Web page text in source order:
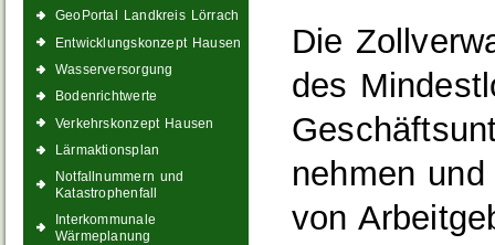
GeoPortal Landkreis Lörrach
Entwicklungskonzept Hausen
Wasserversorgung
Bodenrichtwerte
Verkehrskonzept Hausen
Lärmaktionsplan
Notfallnummern und
Katastrophenfall
Interkommunale
Wärmeplanung
Die
des
nehmen
von